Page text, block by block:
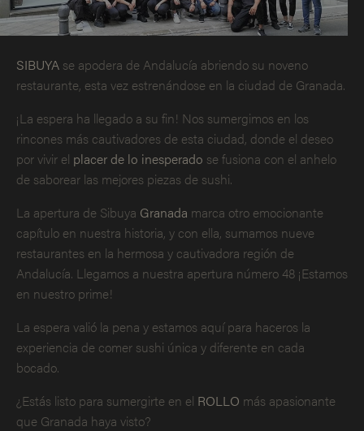
SIBUYA se apodera de Andalucía abriendo su noveno
restaurante, esta vez estrenándose en la ciudad de Granada.
¡La espera ha llegado a su fin! Nos sumergimos en los
rincones más cautivadores de esta ciudad, donde el deseo
por vivir el placer de lo inesperado se fusiona con el anhelo
de saborear las mejores piezas de sushi.
La apertura de Sibuya Granada marca otro emocionante
capítulo en nuestra historia, y con ella, sumamos nueve
restaurantes en la hermosa y cautivadora región de
Andalucía. Llegamos a nuestra apertura número 48 ¡Estamos
en nuestro prime!
La espera valió la pena y estamos aquí para haceros la
experiencia de comer sushi única y diferente en cada
bocado.
¿Estás listo para sumergirte en el ROLLO más apasionante
que Granada haya visto?